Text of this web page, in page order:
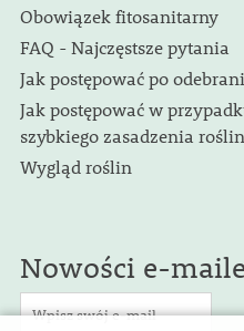
Obowiązek fitosanitarny
FAQ - Najczęstsze pytania
Jak postępować po
Jak postępować w
szybkiego zasadzenia
Wygląd roślin
Nowości e-